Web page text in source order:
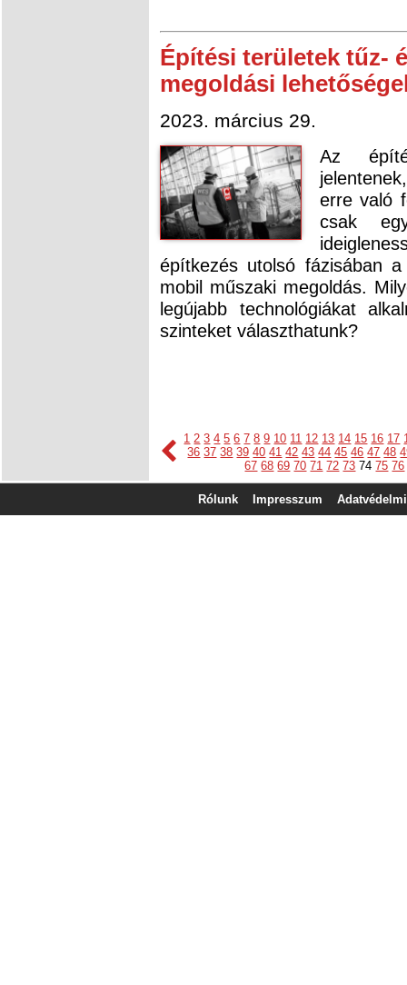
Építési területek tűz-
megoldási
2023. március 29.
Az
erre való
csak
építkezés utolsó fázisában
mobil műszaki megoldás.
legújabb technológiákat
szinteket választhatunk?
1 2 3 4 5 6 7 8 9 10 11 12 13 14 15 16 17
36 37 38 39 40 41 42 43 44 45 46 47 48
67 68 69 70 71 72 73 74 75 76
Rólunk Impresszum